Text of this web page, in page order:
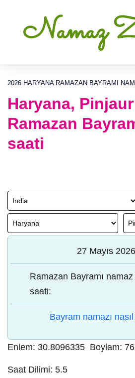
Namaz
2026 HARYANA RAMAZAN BAYRAMI
Haryana,
Ramazan
saati
27 Mayıs 2026
Ramazan Bayramı namaz
saati:
Bayram namazı nasıl
Enlem: 30.8096335 Boylam:
Saat Dilimi: 5.5